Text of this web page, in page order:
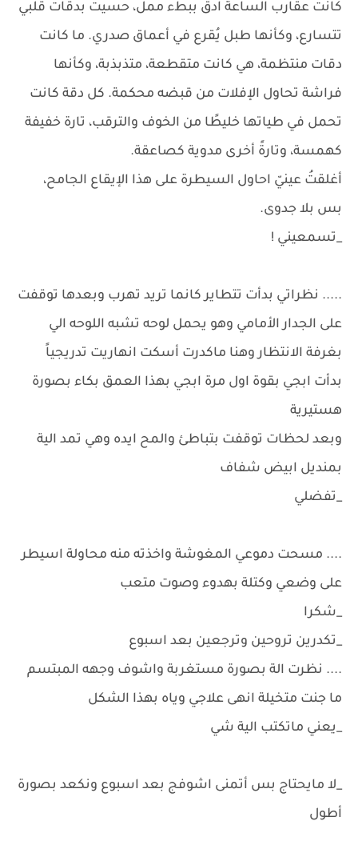
كانت عقارب الساعة ادق ببطء ممل، حسيت بدقات قلبي
تتسارع، وكأنها طبل يُقرع في أعماق صدري. ما كانت
دقات منتظمة، هي كانت متقطعة، متذبذبة، وكأنها
فراشة تحاول الإفلات من قبضه محكمة. كل دقة كانت
تحمل في طياتها خليطًا من الخوف والترقب، تارة خفيفة
كهمسة، وتارةً أخرى مدوية كصاعقة.
أغلقتُ عينيّ احاول السيطرة على هذا الإيقاع الجامح،
بس بلا جدوى.
_تسمعيني !
..... نظراتي بدأت تتطاير كانما تريد تهرب وبعدها توقفت
على الجدار الأمامي وهو يحمل لوحه تشبه اللوحه الي
بغرفة الانتظار وهنا ماكدرت أسكت انهاريت تدريجياً
بدأت ابجي بقوة اول مرة ابجي بهذا العمق بكاء بصورة
هستيرية
وبعد لحظات توقفت بتباطئ والمح ايده وهي تمد الية
بمنديل ابيض شفاف
_تفضلي
.... مسحت دموعي المغوشة واخذته منه محاولة اسيطر
على وضعي وكتلة بهدوء وصوت متعب
_شكرا
_تكدرين تروحين وترجعين بعد اسبوع
.... نظرت الة بصورة مستغربة واشوف وجهه المبتسم
ما جنت متخيلة انهى علاجي وياه بهذا الشكل
_يعني ماتكتب الية شي
_لا مايحتاج بس أتمنى اشوفج بعد اسبوع ونكعد بصورة
أطول